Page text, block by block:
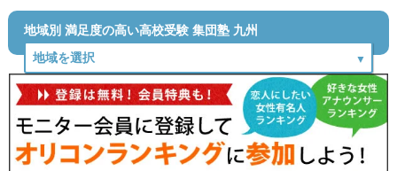
地域別 満足度の高い高校受験 集団塾 九州